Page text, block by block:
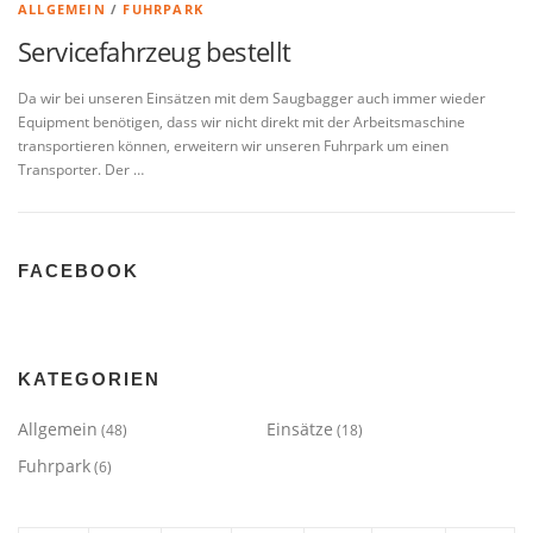
ALLGEMEIN / FUHRPARK
Servicefahrzeug bestellt
Da wir bei unseren Einsätzen mit dem Saugbagger auch immer wieder
Equipment benötigen, dass wir nicht direkt mit der Arbeitsmaschine
transportieren können, erweitern wir unseren Fuhrpark um einen
Transporter. Der …
FACEBOOK
KATEGORIEN
Allgemein (48) Einsätze (18)
Fuhrpark(6)